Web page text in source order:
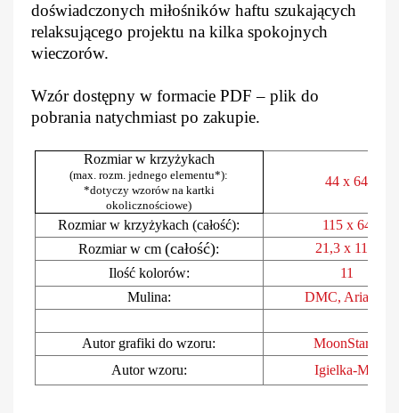
doświadczonych miłośników haftu szukających
relaksującego projektu na kilka spokojnych
wieczorów.
Wzór dostępny w formacie PDF – plik do
pobrania natychmiast po zakupie.
Rozmiar w krzyżykach
(max. rozm. jednego elementu*):
*dotyczy wzorów na kartki
okolicznościowe)
44 x 64
Rozmiar w krzyżykach (całość):
115 x 64
Rozmiar w cm(całość):
21,3 x 11,8
Ilość kolorów:
11
Mulina:
DMC, Ariad
Autor grafiki do wzoru:
MoonStarer
Autor wzoru:
Igielka-MB